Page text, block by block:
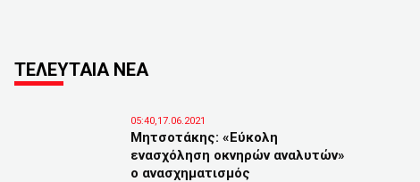
ΤΕΛΕΥΤΑΙΑ ΝΕΑ
05:40,17.06.2021
Μητσοτάκης: «Εύκολη
ενασχόληση οκνηρών αναλυτών»
ο ανασχηματισμός